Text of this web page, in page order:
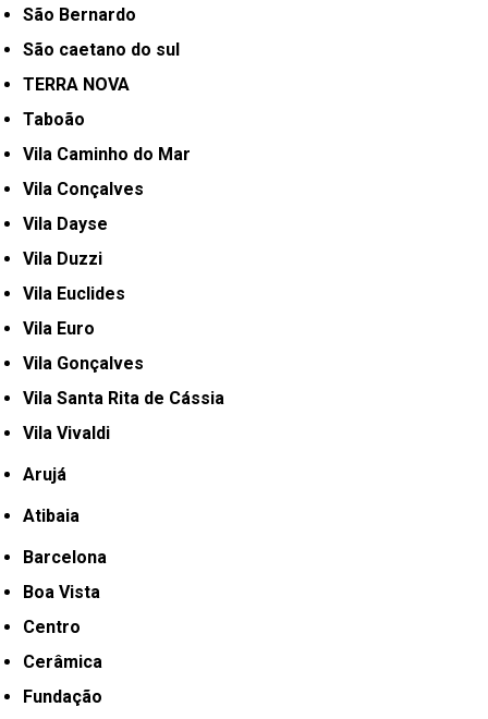
São Bernardo
São caetano do sul
TERRA NOVA
Taboão
Vila Caminho do Mar
Vila Conçalves
Vila Dayse
Vila Duzzi
Vila Euclides
Vila Euro
Vila Gonçalves
Vila Santa Rita de Cássia
Vila Vivaldi
Arujá
Atibaia
Barcelona
Boa Vista
Centro
Cerâmica
Fundação